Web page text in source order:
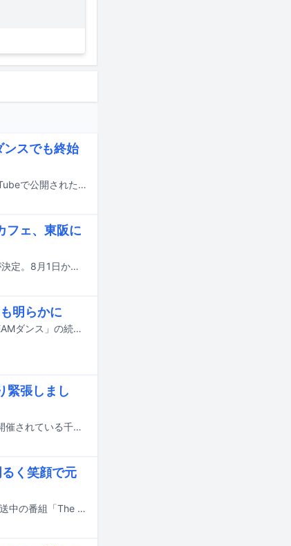
スでも終始
ONE N' ONLYの楽曲「Samba de Night Fever」のダンスプラクティスビデオがYouTubeで公開された。
フェ、東阪に
EBiDANのコラボレーションカフェ「Yes! 駆け込め! 僕らのEBiSTORE」のオープンが決定。8月1日から16日までの期間、東京・SHIBUYA TSUTAYAをメイン会場に実施され、大阪・LE GARAGE 梅田 蔦屋書店でもサテライト開催される。
明らかに
7月18日にオンエアされるTBS系の夏の大型音楽特番「音楽の日2026」の企画「DREAMダンス」の続報が明らかに。番組の出演アーティスト第4弾やそのほかの企画詳細も発表された。
緊張しまし
ONE N' ONLYのREIこと沢村玲が、本日7月12日に千葉・ZOZOマリンスタジアムで開催されている千葉ロッテマリーンズ対オリックス・バファローズ戦のセレモニアルピッチに登場した。
く笑顔で元
吉田仁人（M!LK）とTETTA（関哲汰 / ONE N' ONLY）が出演する、NHK Eテレで放送中の番組「The Wakey Show」内コーナー「ここから体操」の動画がYouTubeにて公開された。